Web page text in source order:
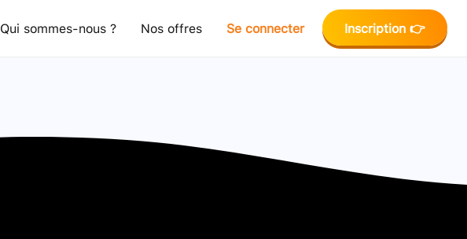
Qui sommes-nous ? Nos offres Se connecter Inscription 👉